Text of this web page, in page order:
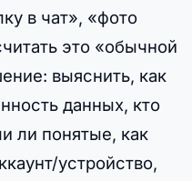
в чат», «фото
это «обычной
выяснить, как
данных, кто
ли понятые, как
устройство,